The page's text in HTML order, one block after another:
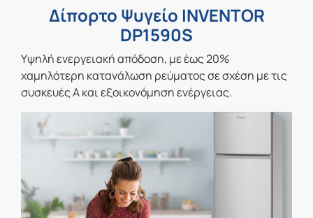
Δίπορτο Ψυγείο INVENTOR
DP1590S
Yψηλή ενεργειακή απόδοση, με έως 20%
χαμηλότερη κατανάλωση ρεύματος σε σχέση με τις
συσκευές Α και εξοικονόμηση ενέργειας.